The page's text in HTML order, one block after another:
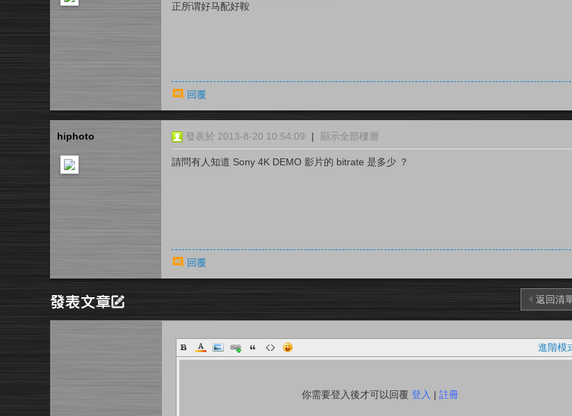
正所谓好马配好鞍
回覆
hiphoto 發表於 2013-8-20 10:54:09 | 顯示全部樓層
請問有人知道 Sony 4K DEMO 影片的 bitrate 是多少 ？
回覆
返回清
進階模
你需要登入後才可以回覆 登入 | 註冊